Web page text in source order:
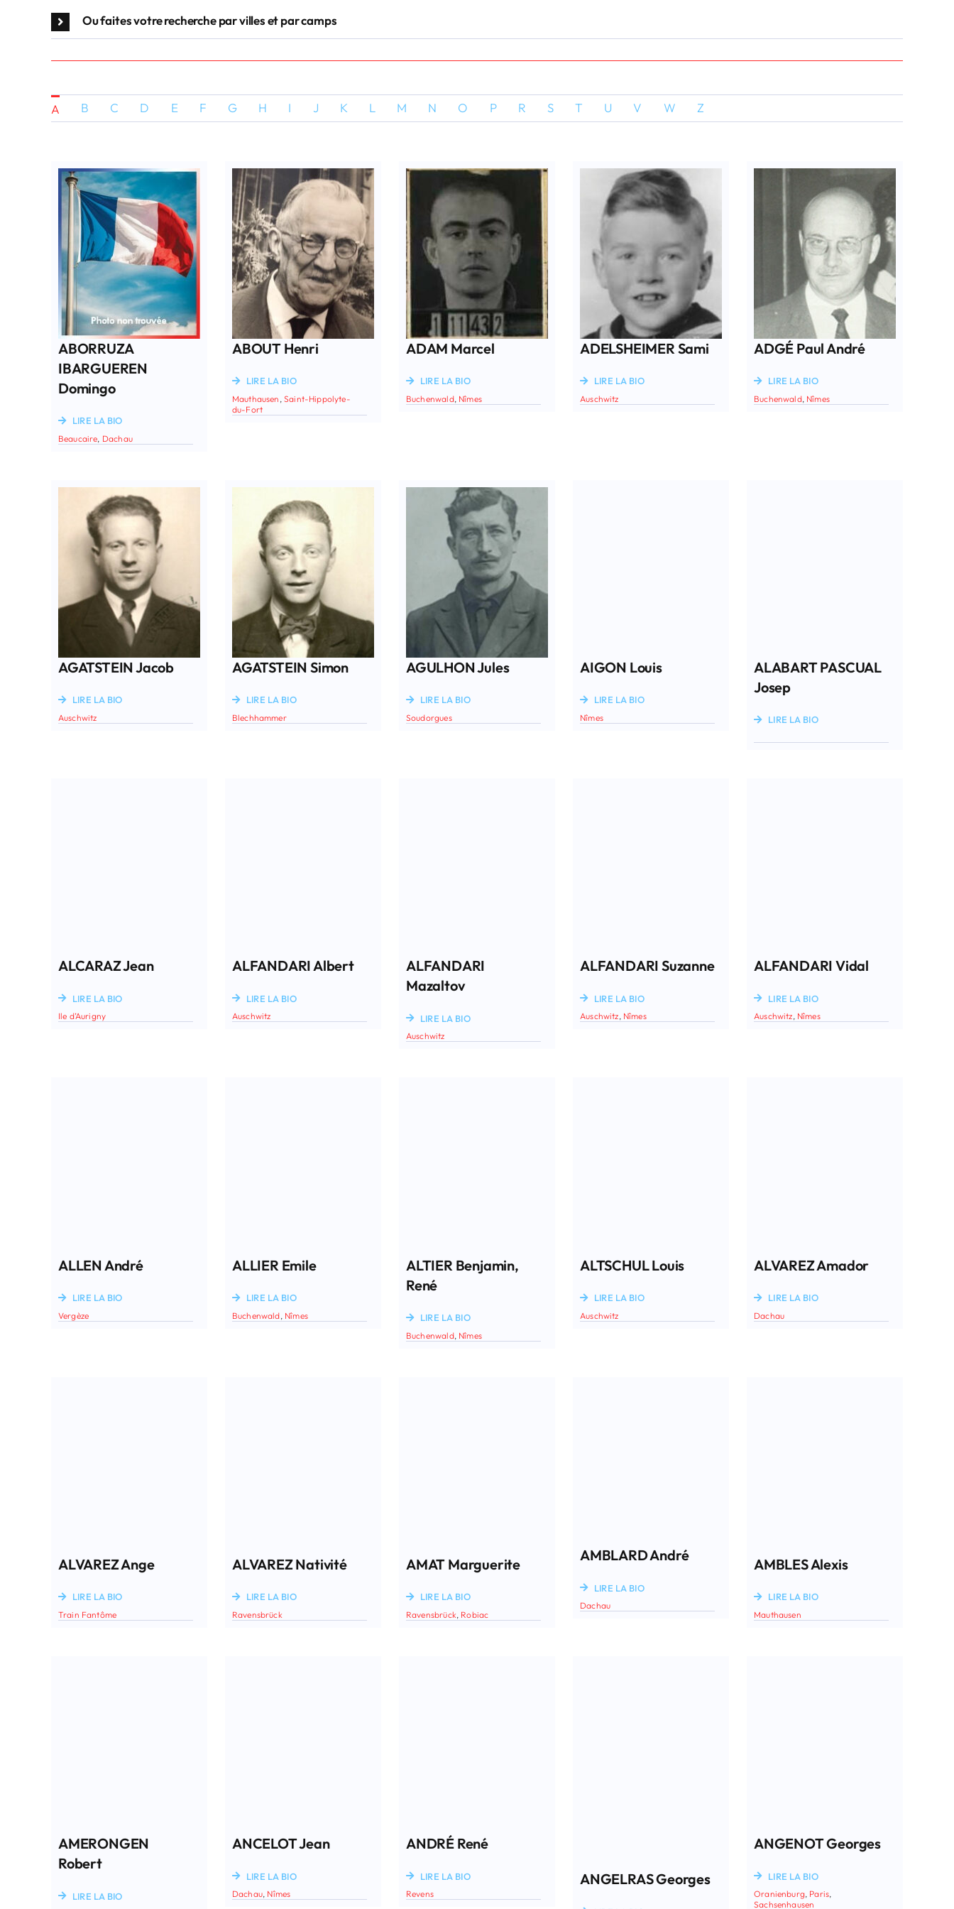
Ou faites votre recherche par villes et par camps
A B C D E F G H I J K L M N O P R S T U V W Z
ABORRUZA
IBARGUEREN
Domingo
ABORRUZA
IBARGUEREN
Domingo
LIRE LA BIO
Beaucaire, Dachau
ABOUT Henri
LIRE LA BIO
Mauthausen ,Saint-Hippolyte-
du-Fort
ADAM Marcel
LIRE LA BIO
Buchenwald, Nîmes
Sami
ADELSHEIMER Sami
LIRE LA BIO
Auschwitz
ADGÉ Paul
André
ADGÉ Paul André
LIRE LA BIO
Buchenwald, Nîmes
AGATSTEIN
Jacob
AGATSTEIN Jacob
LIRE LA BIO
Auschwitz
AGATSTEIN
Simon
AGATSTEIN Simon
LIRE LA BIO
Blechhammer
AGULHON
AGULHON Jules
LIRE LA BIO
Soudorgues
AIGON Louis
LIRE LA BIO
Nîmes
ALABART PASCUAL
Josep
LIRE LA BIO
ALCARAZ Jean
LIRE LA BIO
Ile d’Aurigny
ALFANDARI Albert
LIRE LA BIO
Auschwitz
ALFANDARI
Mazaltov
LIRE LA BIO
Auschwitz
ALFANDARI Suzanne
LIRE LA BIO
Auschwitz, Nîmes
ALFANDARI Vidal
LIRE LA BIO
Auschwitz, Nîmes
ALLEN André
LIRE LA BIO
Vergèze
ALLIER Emile
LIRE LA BIO
Buchenwald Nîmes
ALTIER Benjamin,
René
LIRE LA BIO
Buchenwald, Nîmes
ALTSCHUL Louis
LIRE LA BIO
Auschwitz
ALVAREZ Amador
LIRE LA BIO
Dachau
ALVAREZ Ange
LIRE LA BIO
Train Fantôme
ALVAREZ Nativité
LIRE LA BIO
Ravensbrück
AMAT Marguerite
LIRE LA BIO
Ravensbrück, Robiac
AMBLARD André
LIRE LA BIO
Dachau
AMBLES Alexis
LIRE LA BIO
Mauthausen
AMERONGEN
Robert
LIRE LA BIO
ANCELOT Jean
LIRE LA BIO
Dachau, Nîmes
ANDRÉ René
LIRE LA BIO
Revens
ANGELRAS Georges
ANGENOT Georges
LIRE LA BIO
Oranienburg, Paris,
Sachsenhausen